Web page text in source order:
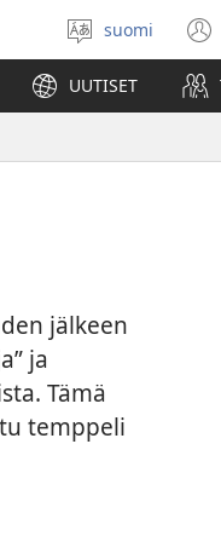
Valitse
kieli
suomi
UUTISET
jälkeen
ja
Tämä
temppeli